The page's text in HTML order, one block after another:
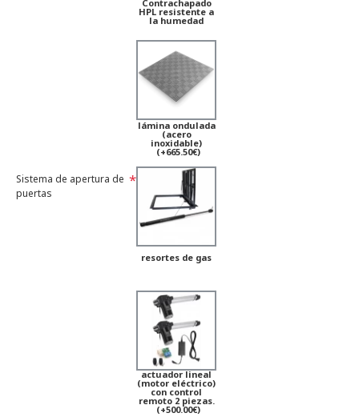
Contrachapado
HPL resistente a
la humedad
lámina ondulada
(acero
inoxidable)
(+665.50€)
Sistema de apertura de
puertas
resortes de gas
actuador lineal
(motor eléctrico)
con control
remoto 2 piezas.
(+500.00€)